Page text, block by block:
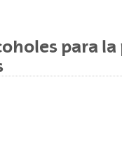
para